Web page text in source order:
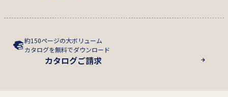
約150ページの大ボリューム
カタログを無料でダウンロード
カタログご請求